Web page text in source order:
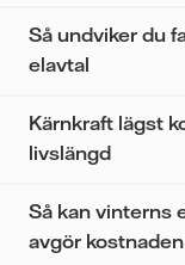
nyhetsbrevet.*
Så undviker du
elavtal
Kärnkraft lägst
livslängd
Så kan vinterns
avgör